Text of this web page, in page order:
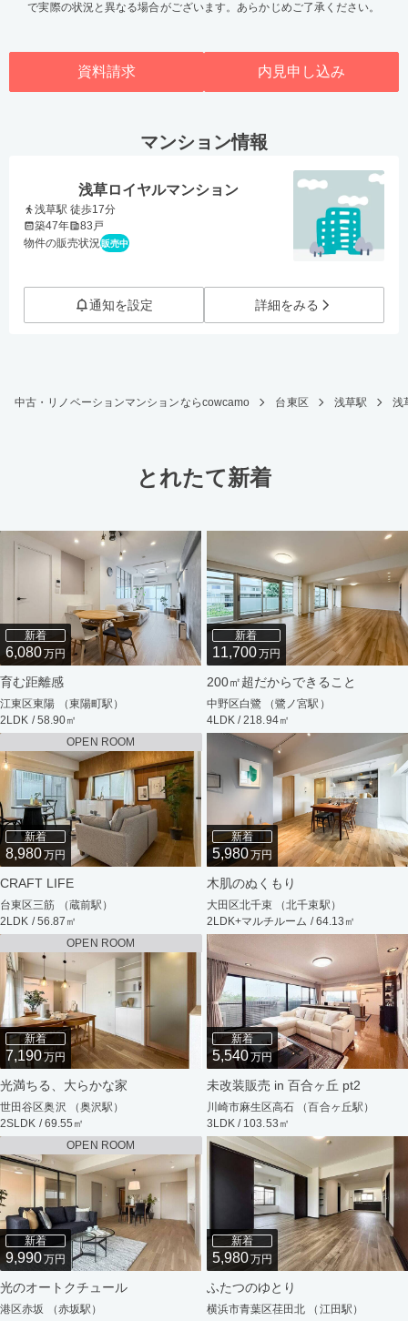
で実際の状況と異なる場合がございます。あらかじめご了承ください。
資料請求 内見申し込み
マンション情報
浅草ロイヤルマンション
浅草駅 徒歩17分
築47年
83戸
物件の販売状況販売中
通知を設定 詳細をみる
中古・リノベーションマンションならcowcamo 台東区 浅草駅 浅
とれたて新着
新着
6,080万円
育む距離感
江東区東陽 （東陽町駅）
2LDK / 58.90㎡
新着
11,700万円
200㎡超だからできること
中野区白鷺 （鷺ノ宮駅）
4LDK / 218.94㎡
OPEN ROOM
新着
8,980万円
CRAFT LIFE
台東区三筋 （蔵前駅）
2LDK / 56.87㎡
新着
5,980万円
木肌のぬくもり
大田区北千束 （北千束駅）
2LDK+マルチルーム / 64.13㎡
OPEN ROOM
新着
7,190万円
光満ちる、大らかな家
世田谷区奥沢 （奥沢駅）
2SLDK / 69.55㎡
新着
5,540万円
未改装販売 in 百合ヶ丘 pt2
川崎市麻生区高石 （百合ヶ丘駅）
3LDK / 103.53㎡
OPEN ROOM
新着
9,990万円
光のオートクチュール
港区赤坂 （赤坂駅）
新着
5,980万円
ふたつのゆとり
横浜市青葉区荏田北 （江田駅）